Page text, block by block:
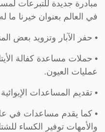
مبادرة جديدة للتبرعات
في العالم بعنوان خيرنا ما
• حفر الآبار وتزويد بعض
• حملات مساعدة كفالة
عمليات العيون.
• تقديم المساعدات
• كما يقدم مساعدات في
والأمهات توفير الكساء